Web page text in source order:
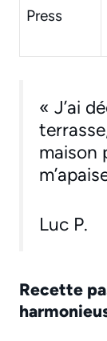
Press
« J’ai
maison
Luc P.
Recette